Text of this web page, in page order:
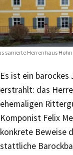
sanierte Herrenhaus
Es ist ein
erstrahlt: das
ehemaligen
Komponist Felix
konkrete Beweise
stattliche